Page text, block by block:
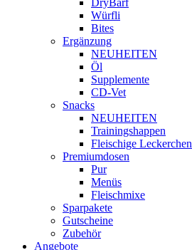
DryBarf
Würfli
Bites
Ergänzung
NEUHEITEN
Öl
Supplemente
CD-Vet
Snacks
NEUHEITEN
Trainingshappen
Fleischige Leckerchen
Premiumdosen
Pur
Menüs
Fleischmixe
Sparpakete
Gutscheine
Zubehör
Angebote